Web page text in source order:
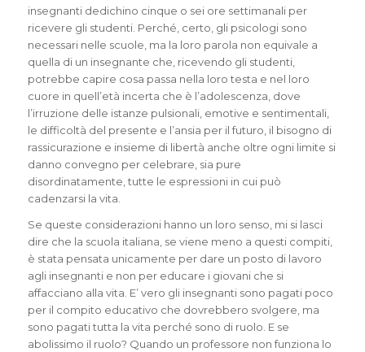
insegnanti dedichino cinque o sei ore settimanali per
ricevere gli studenti. Perché, certo, gli psicologi sono
necessari nelle scuole, ma la loro parola non equivale a
quella di un insegnante che, ricevendo gli studenti,
potrebbe capire cosa passa nella loro testa e nel loro
cuore in quell’età incerta che è l’adolescenza, dove
l’irruzione delle istanze pulsionali, emotive e sentimentali,
le difficoltà del presente e l’ansia per il futuro, il bisogno di
rassicurazione e insieme di libertà anche oltre ogni limite si
danno convegno per celebrare, sia pure
disordinatamente, tutte le espressioni in cui può
cadenzarsi la vita.
Se queste considerazioni hanno un loro senso, mi si lasci
dire che la scuola italiana, se viene meno a questi compiti,
è stata pensata unicamente per dare un posto di lavoro
agli insegnanti e non per educare i giovani che si
affacciano alla vita. E’ vero gli insegnanti sono pagati poco
per il compito educativo che dovrebbero svolgere, ma
sono pagati tutta la vita perché sono di ruolo. E se
abolissimo il ruolo? Quando un professore non funziona lo